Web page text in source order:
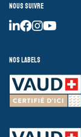
Nous suivre
Nos labels